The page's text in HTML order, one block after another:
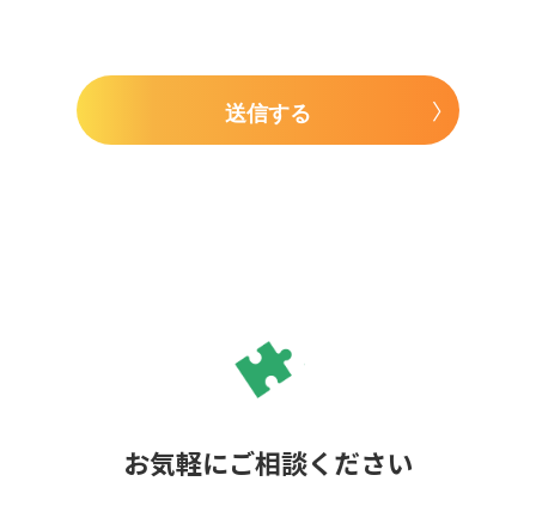
送信する
お気軽にご相談ください